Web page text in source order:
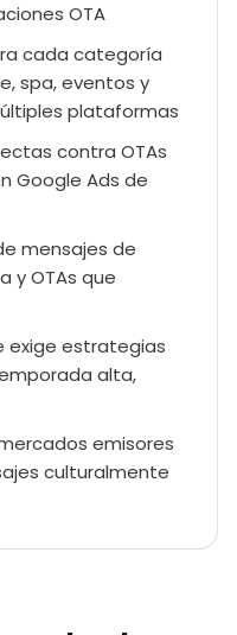
OTA
cada categoría
spa, eventos y
plataformas
contra OTAs
Google Ads de
mensajes de
y OTAs que
exige estrategias
alta,
emisores
culturalmente